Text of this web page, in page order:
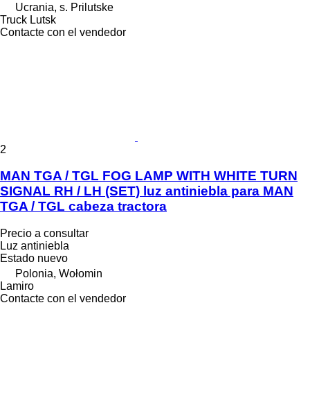
Ucrania, s. Prilutske
Truck Lutsk
Contacte con el vendedor
2
MAN TGA / TGL FOG LAMP WITH WHITE TURN
SIGNAL RH / LH (SET) luz antiniebla para MAN
TGA / TGL cabeza tractora
Precio a consultar
Luz antiniebla
Estado nuevo
Polonia, Wołomin
Lamiro
Contacte con el vendedor